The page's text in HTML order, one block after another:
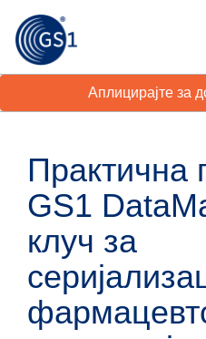
Аплицирајте за
Практична
GS1
клуч за